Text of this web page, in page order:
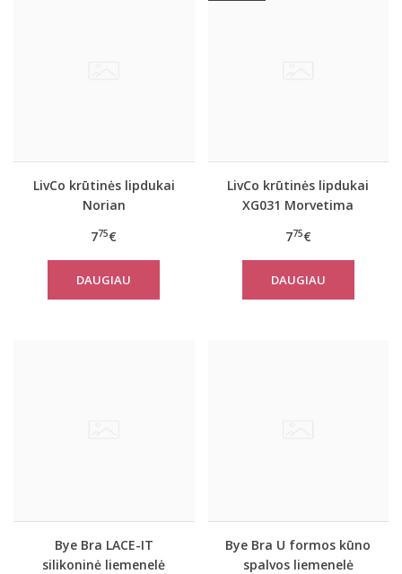
LivCo krūtinės lipdukai
Norian
775€
DAUGIAU
LivCo krūtinės lipdukai
XG031 Morvetima
775€
DAUGIAU
Bye Bra LACE-IT
silikoninė liemenelė
Bye Bra U formos kūno
spalvos liemenelė